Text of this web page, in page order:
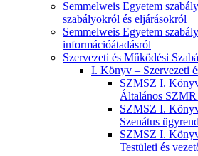
Semmelweis Egyetem
szabályokról és eljárásokról
Semmelweis Egyetem
információátadásról
Szervezeti és Működési
I. Könyv – Szervezeti
SZMSZ I.
Általános SZMR
SZMSZ I.
Szenátus
SZMSZ I.
Testületi és